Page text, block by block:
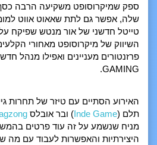
ספק שמיקרוסופט משקיעה הרבה כסף
שלה, אפשר גם לתת שאאוט אווט
טייטל חדשני של אור מנטש שפיקח
השיווק של מיקרוסופט מאחורי
GAMING.
האירוע הסתיים עם טיזר של תחרות
תלם (Inde Game) ובר אובלס
מניח שנשמע על זה עוד פרטים
היצירתיות והאפשרות לעבוד עם מה